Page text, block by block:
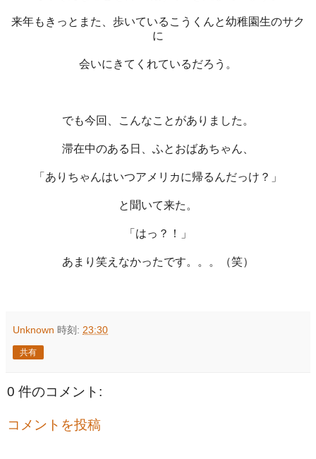
来年もきっとまた、歩いているこうくんと幼稚園生のサク
に
会いにきてくれているだろう。
でも今回、こんなことがありました。
滞在中のある日、ふとおばあちゃん、
「ありちゃんはいつアメリカに帰るんだっけ？」
と聞いて来た。
「はっ？！」
あまり笑えなかったです。。。（笑）
Unknown 時刻: 23:30
共有
0 件のコメント:
コメントを投稿